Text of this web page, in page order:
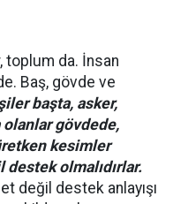
toplum da. İnsan
Baş, gövde ve
başta, asker,
gövdede,
kesimler
olmalıdırlar.
değil destek anlayışı